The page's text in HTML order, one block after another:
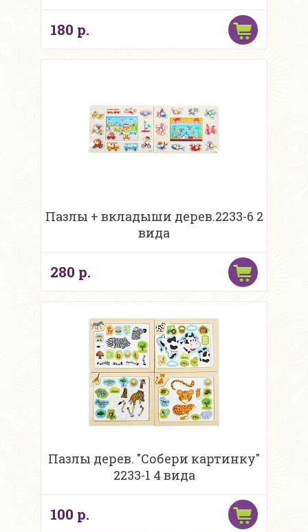
180 р.
Пазлы + вкладыши дерев.2233-6 2
вида
280 р.
Пазлы дерев. "Собери картинку"
2233-1 4 вида
100 р.